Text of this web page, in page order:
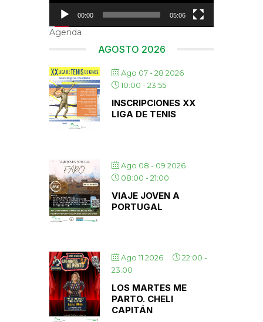
00:00 05:06
Agenda
AGOSTO 2026
Ago 07 - 28 2026
10:00 -23:55
INSCRIPCIONES XX
LIGA DE TENIS
Ago 08 - 09 2026
08:00 -21:00
VIAJE JOVEN A
PORTUGAL
Ago 11 2026 22:00 -
23:00
LOS MARTES ME
PARTO. CHELI
CAPITÁN